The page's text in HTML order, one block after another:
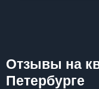
Отзывы на
Петербурге